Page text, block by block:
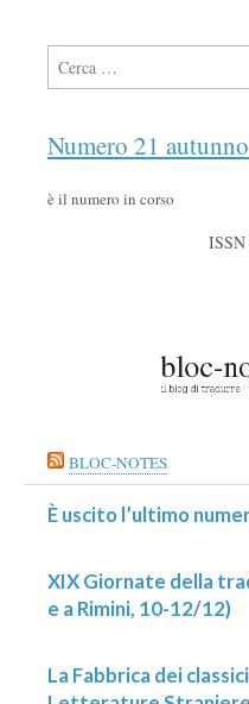
Ricerca per:
Numero 21
è il numero in corso
ISSN
BLOC-NOTES
È uscito l’ultimo
XIX Giornate della
e a Rimini, 10-12/12)
La Fabbrica dei